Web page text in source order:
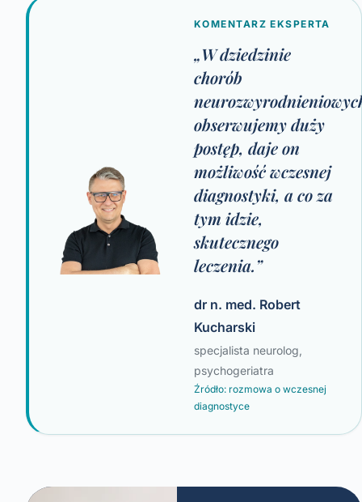
KOMENTARZ EKSPERTA
„W dziedzinie
chorób
obserwujemy duży
postęp, daje on
możliwość wczesnej
diagnostyki, a co za
tym idzie,
skutecznego
leczenia.”
dr n. med. Robert
Kucharski
specjalista neurolog,
psychogeriatra
Źródło: rozmowa o wczesnej
diagnostyce